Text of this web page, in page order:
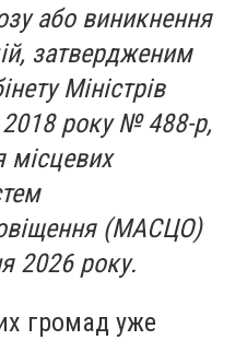
або виникнення
затвердженим
Міністрів
2018 року № 488-р,
місцевих
(МАСЦО)
2026 року.
громад уже